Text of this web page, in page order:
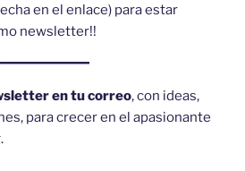
en el enlace) para estar
newsletter!!
en tu correo, con ideas,
para crecer en el apasionante